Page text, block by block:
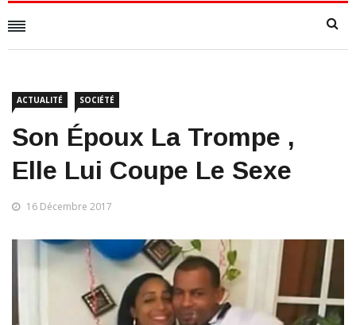
ACTUALITÉ SOCIÉTÉ
Son Époux La Trompe ,
Elle Lui Coupe Le Sexe
16 Décembre 2017